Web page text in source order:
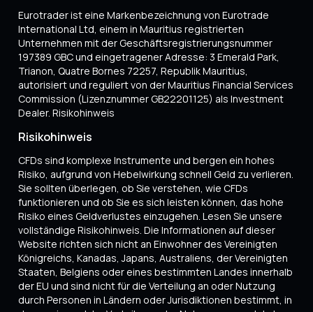
Eurotrader ist eine Markenbezeichnung von Eurotrade
International Ltd, einem in Mauritius registrierten
Unternehmen mit der Geschäftsregistrierungsnummer
197389 GBC und eingetragener Adresse: 3 Emerald Park,
Trianon, Quatre Bornes 72257, Republik Mauritius,
autorisiert und reguliert von der Mauritius Financial Services
Commission (Lizenznummer GB22201125) als Investment
Dealer. Risikohinweis
Risikohinweis
CFDs sind komplexe Instrumente und bergen ein hohes
Risiko, aufgrund von Hebelwirkung schnell Geld zu verlieren.
Sie sollten überlegen, ob Sie verstehen, wie CFDs
funktionieren und ob Sie es sich leisten können, das hohe
Risiko eines Geldverlustes einzugehen. Lesen Sie unsere
vollständige Risikohinweis. Die Informationen auf dieser
Website richten sich nicht an Einwohner des Vereinigten
Königreichs, Kanadas, Japans, Australiens, der Vereinigten
Staaten, Belgiens oder eines bestimmten Landes innerhalb
der EU und sind nicht für die Verteilung an oder Nutzung
durch Personen in Ländern oder Jurisdiktionen bestimmt, in